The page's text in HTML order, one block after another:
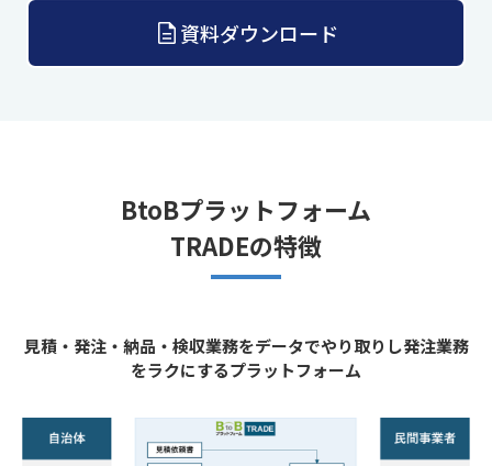
資料ダウンロード
BtoBプラットフォーム
TRADEの特徴
見積・発注・納品・検収業務をデータでやり取りし発注業務
をラクにするプラットフォーム